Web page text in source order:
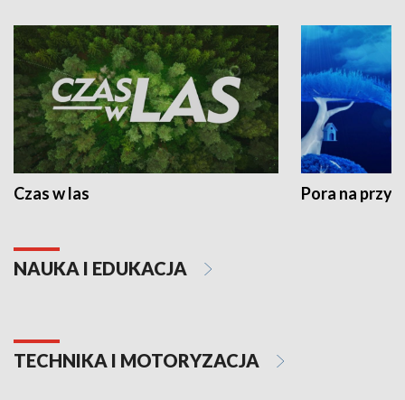
Czas w las Pora na
NAUKA I EDUKACJA
TECHNIKA I MOTORYZACJA